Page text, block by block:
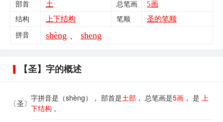
部首 土 总笔画 5画
结构 上下结构 笔顺 圣的笔顺
拼音 shèng 、 sheng
【圣】字的概述
〔圣〕
字拼音是（shèng）， 部首是土部 ， 总笔画是5画 ， 是 上
下结构 。